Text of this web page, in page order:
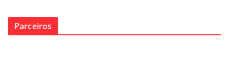
Parceiros